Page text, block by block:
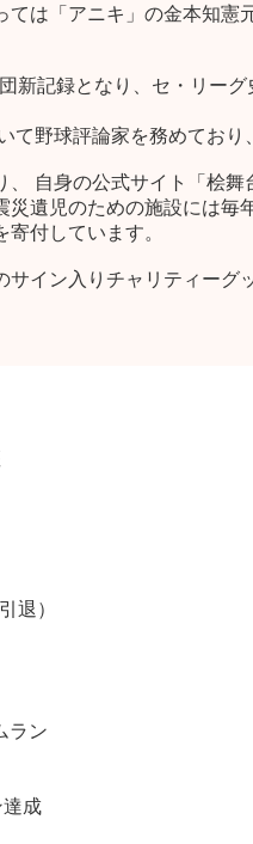
ては「アニキ」の金本知
新記録となり、セ・リー
野球評論家を務めており
自身の公式サイト「桧
遺児のための施設には
付しています。
サイン入りチャリティー
退）
ラン
成